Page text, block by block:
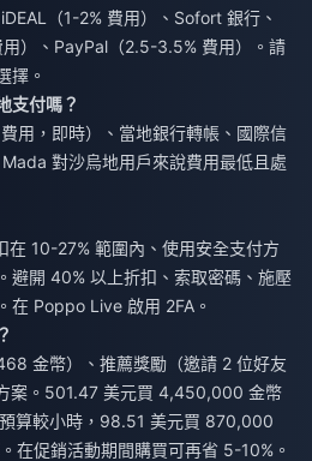
（1-2% 費用）、Sofort 銀行、
）、PayPal（2.5-3.5% 費用）。請
擇。
支付嗎？
用，即時）、當地銀行轉帳、國際信
對沙烏地用戶來說費用最低且處
在 10-27% 範圍內、使用安全支付方
避開 40% 以上折扣、索取密碼、施壓
在 Poppo Live 啟用 2FA。
金幣）、推薦獎勵（邀請 2 位好友
案。501.47 美元買 4,450,000 金幣
預算較小時，98.51 美元買 870,000
在促銷活動期間購買可再省 5-10%。